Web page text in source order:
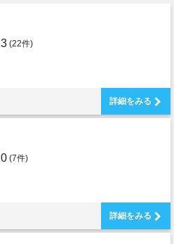
(22件)
詳細をみる
(7件)
詳細をみる